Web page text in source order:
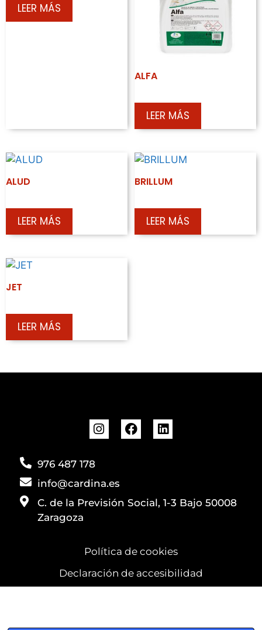
LEER MÁS
ALFA
LEER MÁS
ALUD
LEER MÁS
BRILLUM
LEER MÁS
JET
LEER MÁS
976 487 178
info@cardina.es
C. de la Previsión Social, 1-3 Bajo 50008
Zaragoza
Política de cookies
Declaración de accesibilidad